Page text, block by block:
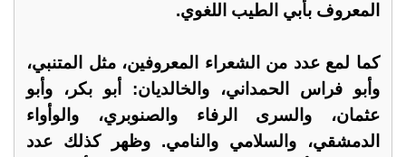
المعروف بأبي الطيب اللغوي.
كما لمع عدد من الشعراء المعروفين، مثل المتنبي،
وأبو فراس الحمداني، والخالديان: أبو بكر، وأبو
عثمان، والسرى الرفاء والصنوبري، والوأواء
الدمشقي، والسلامي والنامي. وظهر كذلك عدد